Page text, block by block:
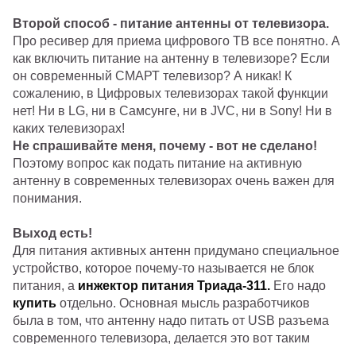
Второй способ - питание антенны от телевизора.
Про ресивер для приема цифрового ТВ все понятно. А
как включить питание на антенну в телевизоре? Если
он современный СМАРТ телевизор? А никак! К
сожалению, в Цифровых телевизорах такой функции
нет! Ни в LG, ни в Самсунге, ни в JVC, ни в Sony! Ни в
каких телевизорах!
Не спрашивайте меня, почему - вот не сделано!
Поэтому вопрос как подать питание на активную
антенну в современных телевизорах очень важен для
понимания.
Выход есть!
Для питания активных антенн придумано специальное
устройство, которое почему-то называется не блок
питания, а инжектор питания Триада-311. Его надо
купить отдельно. Основная мысль разработчиков
была в том, что антенну надо питать от USB разъема
современного телевизора, делается это вот таким